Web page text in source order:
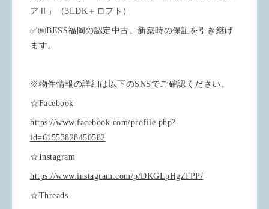
アⅡ」（3LDK＋ロフト）
✅㈱BESS福岡の認定中古。新築時の保証を引き継げ
ます。
※物件情報の詳細は以下のSNSでご確認ください。
☆Facebook
https://www.facebook.com/profile.php?
id=61553828450582
☆Instagram
https://www.instagram.com/p/DKGLpHgzTPP/
☆Threads